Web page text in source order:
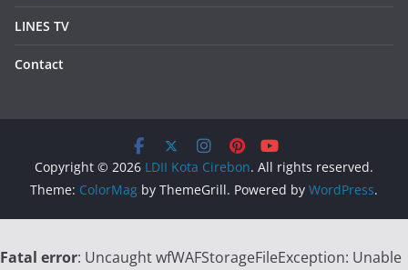
LINES TV
Contact
Copyright © 2026 LDII Kota Cirebon. All rights reserved.
Theme: ColorMag by ThemeGrill. Powered by WordPress.
Fatal error: Uncaught wfWAFStorageFileException: Unable